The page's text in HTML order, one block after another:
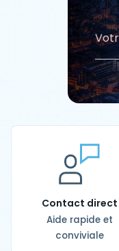
Contact direct
Aide rapide et
conviviale